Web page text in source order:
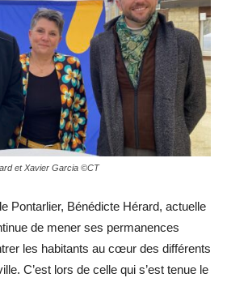
et Xavier Garcia ©CT
Pontarlier, Bénédicte Hérard, actuelle
de mener ses permanences
les habitants au cœur des différents
C’est lors de celle qui s’est tenue le